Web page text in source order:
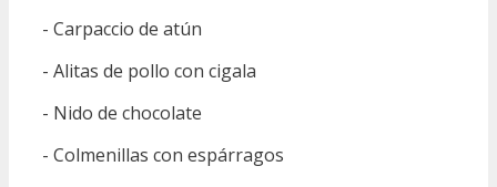
- Carpaccio de atún
- Alitas de pollo con cigala
- Nido de chocolate
- Colmenillas con espárragos